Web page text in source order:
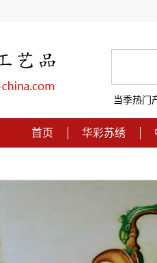
当季热门
首页 华彩苏绣